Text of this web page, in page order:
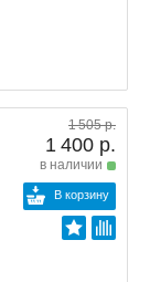
1 505 р.
1 400 р.
в наличии
В корзину